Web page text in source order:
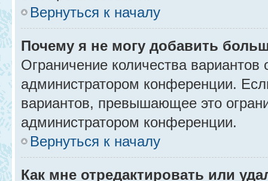
Вернуться к началу
Почему я не могу добавить
Ограничение количества вариантов
администратором конференции.
вариантов, превышающее это
администратором конференции.
Вернуться к началу
Как мне отредактировать или